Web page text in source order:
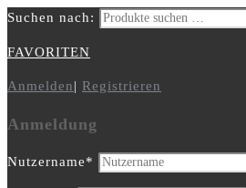
Suchen nach:
FAVORITEN
Anmelden| Registrieren
Anmeldung
Nutzername*